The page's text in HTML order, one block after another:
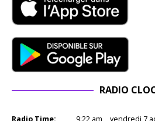
RADIO
Radio Time: 9:22 am vendredi 7